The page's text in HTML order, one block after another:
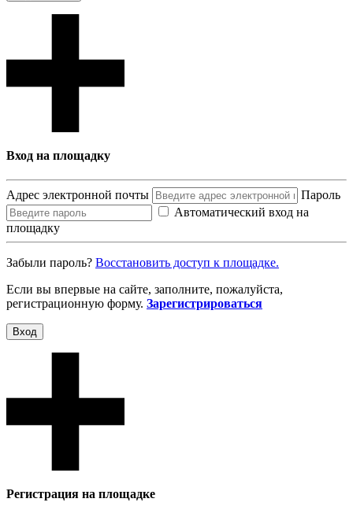
Вход на площадку
Адрес электронной почты
Пароль
Автоматический вход на
площадку
Забыли пароль? Восcтановить доступ к площадке.
Если вы впервые на сайте, заполните, пожалуйста,
регистрационную форму. Зарегистрироваться
Вход
Регистрация на площадке